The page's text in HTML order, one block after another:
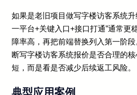
如果是老旧项目做写字楼访客系统
一平台+关键入口+接口打通”通常更
障率高，再把前端替换列入第一阶
断写字楼访客系统报价是否合理的
短，而是看是否减少后续返工风险。
典型应用案例